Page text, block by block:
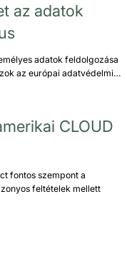
az adatok
adatok feldolgozása
az európai adatvédelmi…
CLOUD
fontos szempont a
feltételek mellett